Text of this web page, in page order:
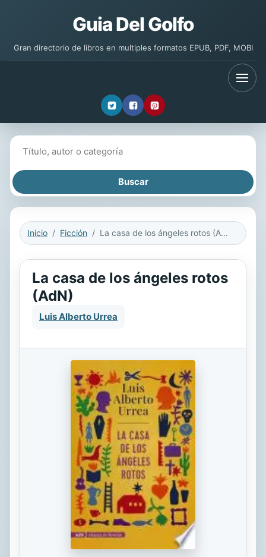
Guia Del Golfo
Gran directorio de libros en multiples formatos EPUB, PDF, MOBI
Inicio Ficción La casa de los ángeles rotos (AdN)
La casa de los ángeles rotos
(AdN)
Luis Alberto Urrea